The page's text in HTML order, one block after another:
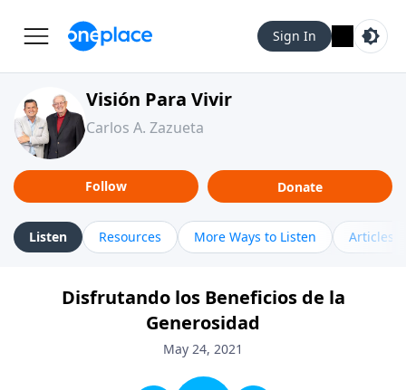
Sign In
Visión Para Vivir
Carlos A. Zazueta
Follow Donate
Listen Resources More Ways to Listen Articles
Disfrutando los Beneficios de la
Generosidad
May 24, 2021